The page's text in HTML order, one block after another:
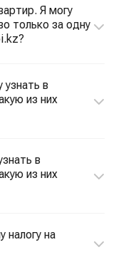
Я могу
только за одну
в
из них
в
из них
налогу на